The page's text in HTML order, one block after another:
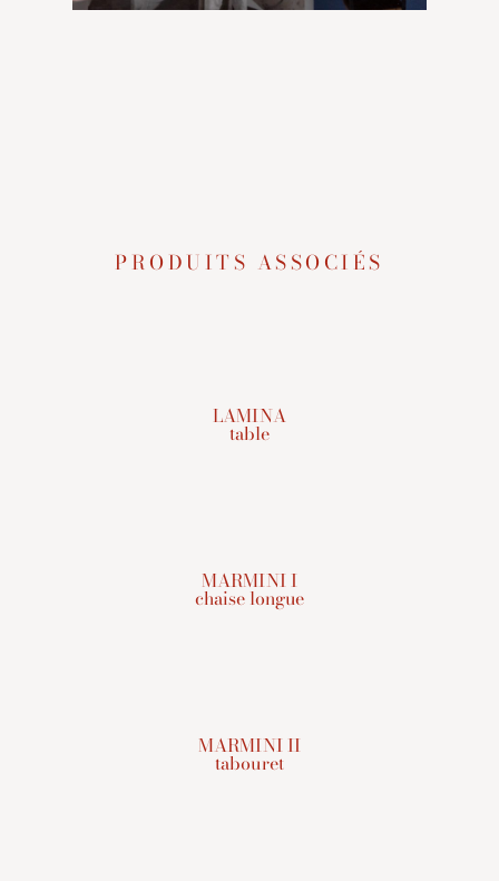
PRODUITS ASSOCIÉS
LAMINA
table
MARMINI I
chaise longue
MARMINI II
tabouret